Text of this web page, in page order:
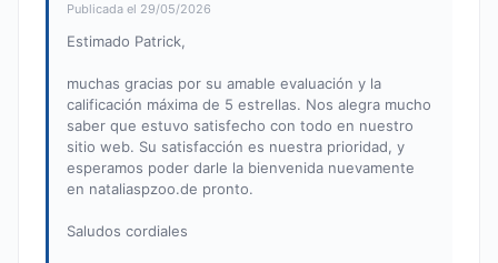
Publicada el 29/05/2026
Estimado Patrick,
muchas gracias por su amable evaluación y la
calificación máxima de 5 estrellas. Nos alegra mucho
saber que estuvo satisfecho con todo en nuestro
sitio web. Su satisfacción es nuestra prioridad, y
esperamos poder darle la bienvenida nuevamente
en nataliaspzoo.de pronto.
Saludos cordiales